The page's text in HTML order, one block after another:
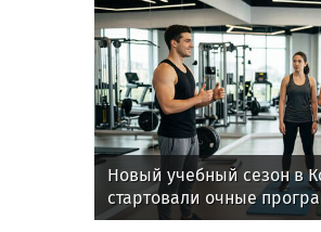
Новый учебный сезон в
стартовали очные
фитнес-тренеров и